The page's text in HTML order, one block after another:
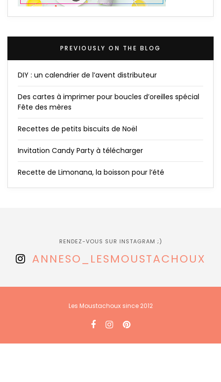
PREVIOUSLY ON THE BLOG
DIY : un calendrier de l’avent distributeur
Des cartes à imprimer pour boucles d’oreilles spécial
Fête des mères
Recettes de petits biscuits de Noël
Invitation Candy Party à télécharger
Recette de Limonana, la boisson pour l’été
RENDEZ-VOUS SUR INSTAGRAM ;)
ANNESO_LESMOUSTACHOUX
Les Moustachoux since 2012